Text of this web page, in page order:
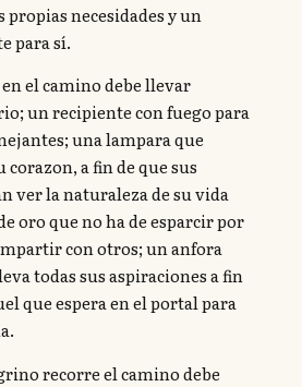
propias necesidades y un
para sí.
el camino debe llevar
un recipiente con fuego para
una lampara que
a fin de que sus
ver la naturaleza de su vida
oro que no ha de esparcir por
con otros; un anfora
todas sus aspiraciones a fin
que espera en el portal para
recorre el camino debe